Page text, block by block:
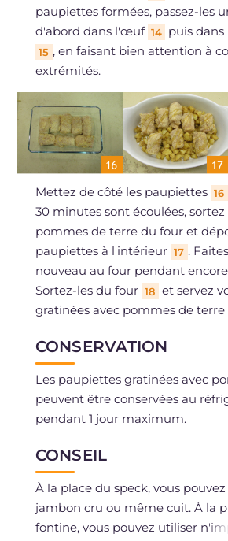
paupiettes formées, passez-les
d'abord dans l'œuf 14 puis
15 , en faisant bien attention à
extrémités.
Mettez de côté les paupiettes 16
30 minutes sont écoulées,
pommes de terre du four et
paupiettes à l'intérieur 17 .
nouveau au four pendant
Sortez-les du four 18 et servez
gratinées avec pommes de terre
CONSERVATION
Les paupiettes gratinées avec
peuvent être conservées au
pendant 1 jour maximum.
CONSEIL
À la place du speck, vous
jambon cru ou même cuit. À la
fontine, vous pouvez utiliser